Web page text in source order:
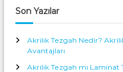
:Son Yazılar
Akrilik Tezgah Nedir?
Avantajları
Akrilik Tezgah mı Laminat